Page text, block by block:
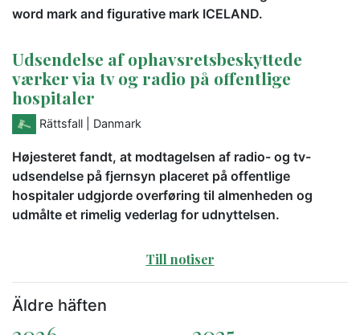
word mark and figurative mark ICELAND.
Udsendelse af ophavsretsbeskyttede
værker via tv og radio på offentlige
hospitaler
Rättsfall | Danmark
Højesteret fandt, at modtagelsen af radio- og tv-
udsendelse på fjernsyn placeret på offentlige
hospitaler udgjorde overføring til almenheden og
udmålte et rimelig vederlag for udnyttelsen.
Till notiser
Äldre häften